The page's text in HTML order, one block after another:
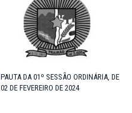
PAUTA DA 01º SESSÃO ORDINÁRIA, DE
02 DE FEVEREIRO DE 2024